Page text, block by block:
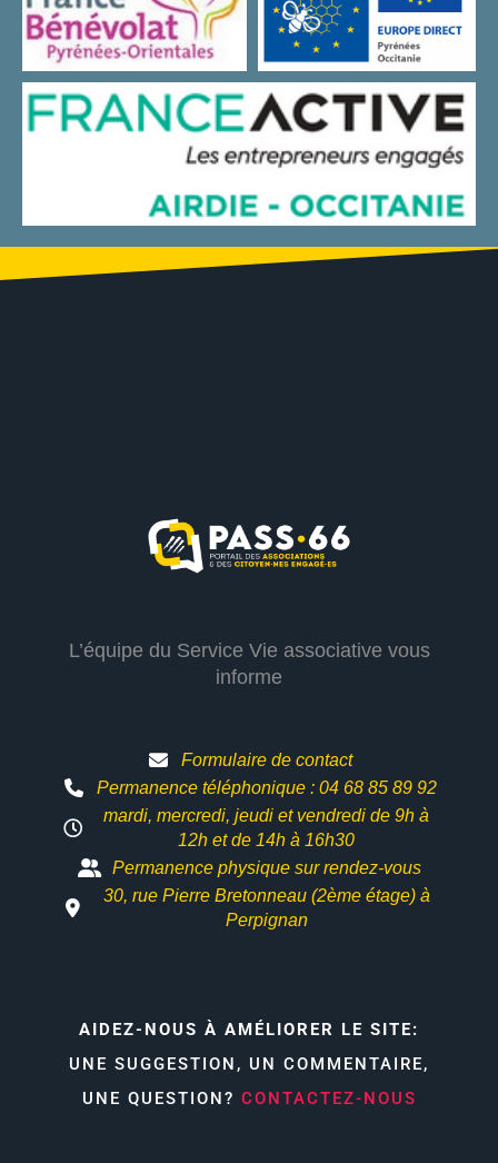
L’équipe du Service Vie associative vous
informe
Formulaire de contact
Permanence téléphonique : 04 68 85 89 92
mardi, mercredi, jeudi et vendredi de 9h à
12h etde 14h à 16h30
Permanence physique sur rendez-vous
30, rue Pierre Bretonneau (2ème étage) à
Perpignan
AIDEZ-NOUS À AMÉLIORER LE SITE:
UNE SUGGESTION, UN COMMENTAIRE,
UNE QUESTION? CONTACTEZ-NOUS